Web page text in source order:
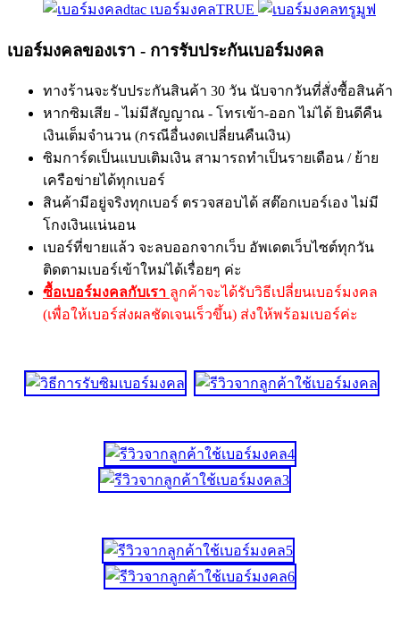
เบอร์มงคลTRUE
เบอร์มงคลของเรา - การรับประกันเบอร์มงคล
ทางร้านจะรับประกันสินค้า 30 วัน นับจากวันที่สั่งซื้อสินค้า
หากซิมเสีย - ไม่มีสัญญาณ - โทรเข้า-ออก ไม่ได้ ยินดีคืน
เงินเต็มจำนวน (กรณีอื่นงดเปลี่ยนคืนเงิน)
ซิมการ์ดเป็นแบบเติมเงิน สามารถทำเป็นรายเดือน / ย้าย
เครือข่ายได้ทุกเบอร์
สินค้ามีอยู่จริงทุกเบอร์ ตรวจสอบได้ สต๊อกเบอร์เอง ไม่มี
โกงเงินแน่นอน
เบอร์ที่ขายแล้ว จะลบออกจากเว็บ อัพเดตเว็บไซต์ทุกวัน
ติดตามเบอร์เข้าใหม่ได้เรื่อยๆ ค่ะ
ซื้อเบอร์มงคลกับเรา ลูกค้าจะได้รับวิธีเปลี่ยนเบอร์มงคล
(เพื่อให้เบอร์ส่งผลชัดเจนเร็วขึ้น) ส่งให้พร้อมเบอร์ค่ะ